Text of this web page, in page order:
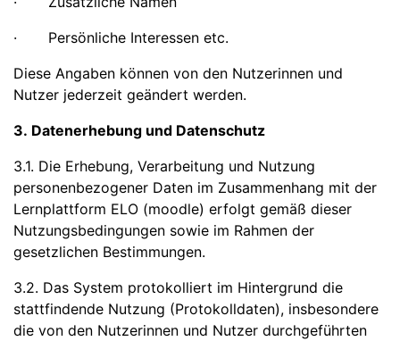
· Persönliche Interessen etc.
Diese Angaben können von den Nutzerinnen und
Nutzer jederzeit geändert werden.
3. Datenerhebung und Datenschutz
3.1. Die Erhebung, Verarbeitung und Nutzung
personenbezogener Daten im Zusammenhang mit der
Lernplattform ELO (moodle) erfolgt gemäß dieser
Nutzungsbedingungen sowie im Rahmen der
gesetzlichen Bestimmungen.
3.2. Das System protokolliert im Hintergrund die
stattfindende Nutzung (Protokolldaten), insbesondere
die von den Nutzerinnen und Nutzer durchgeführten